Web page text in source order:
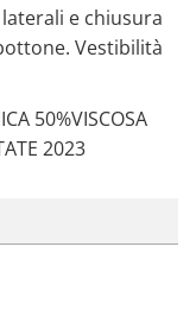
e chiusura
Vestibilità
50%VISCOSA
2023